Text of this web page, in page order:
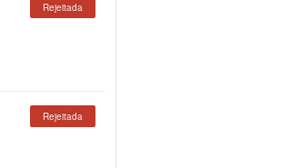
Rejeitada
Rejeitada